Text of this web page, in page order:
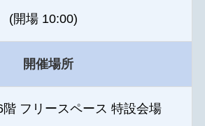
開場 10:00)
開催場所
フリースペース 特設会場